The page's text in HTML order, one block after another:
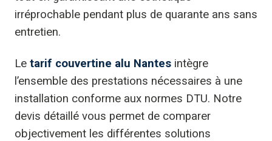
irréprochable pendant plus de quarante ans sans
entretien.
Le tarif couvertine alu Nantes intègre
l’ensemble des prestations nécessaires à une
installation conforme aux normes DTU. Notre
devis détaillé vous permet de comparer
objectivement les différentes solutions